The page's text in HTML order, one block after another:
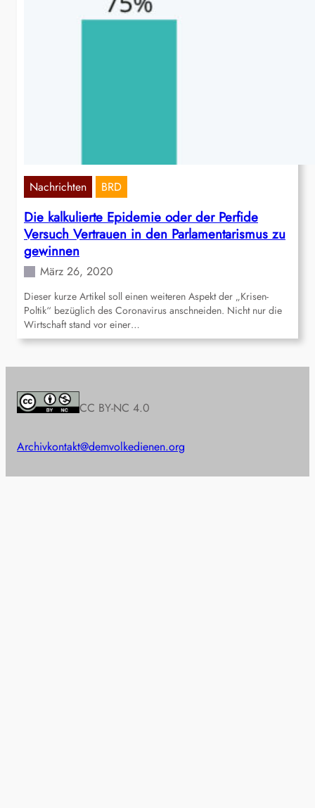
Nachrichten BRD
Die kalkulierte Epidemie oder der Perfide
Versuch Vertrauen in den Parlamentarismus zu
gewinnen
März 26, 2020
Dieser kurze Artikel soll einen weiteren Aspekt der „Krisen-
Poltik“ bezüglich des Coronavirus anschneiden. Nicht nur die
Wirtschaft stand vor einer…
CC BY-NC 4.0
Archivkontakt@demvolkedienen.org